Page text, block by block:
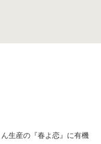
生産の『春よ恋』に有機